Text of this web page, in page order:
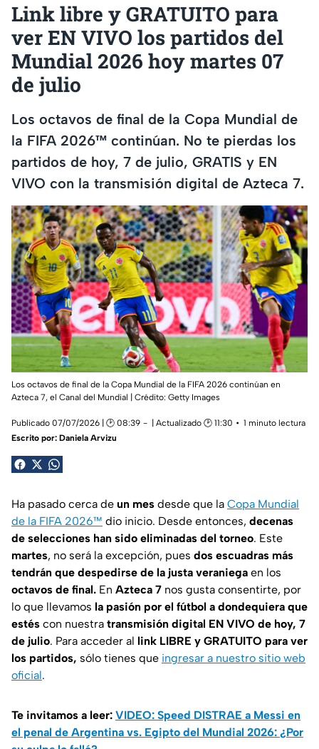
Link libre y GRATUITO para
ver EN VIVO los partidos del
Mundial 2026 hoy martes 07
de julio
Los octavos de final de la Copa Mundial de
la FIFA 2026™ continúan. No te pierdas los
partidos de hoy, 7 de julio, GRATIS y EN
VIVO con la transmisión digital de Azteca 7.
Los octavos de final de la Copa Mundial de la FIFA 2026 continúan en
Azteca 7, el Canal del Mundial | Crédito: Getty Images
Publicado 07/07/2026 | 🕑 08:39 | Actualizado 🕑 11:30
1 minuto lectura
Escrito por: Daniela Arvizu
Ha pasado cerca de un mes desde que la Copa Mundial
de la FIFA 2026™ dio inicio. Desde entonces, decenas
de selecciones han sido eliminadas del torneo. Este
martes, no será la excepción, pues dos escuadras más
tendrán que despedirse de la justa veraniega en los
octavos de final. En Azteca 7 nos gusta consentirte, por
lo que llevamos la pasión por el fútbol a dondequiera que
estés con nuestra transmisión digital EN VIVO de hoy, 7
de julio. Para acceder al link LIBRE y GRATUITO para ver
los partidos, sólo tienes que ingresar a nuestro sitio web
oficial.
Te invitamos a leer: VIDEO: Speed DISTRAE a Messi en
el penal de Argentina vs. Egipto del Mundial 2026: ¿Por